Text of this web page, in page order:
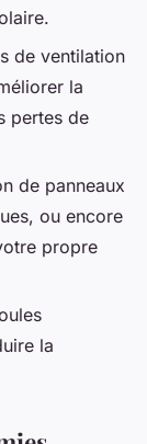
de ventilation
la
pertes de
de panneaux
ou encore
propre
la